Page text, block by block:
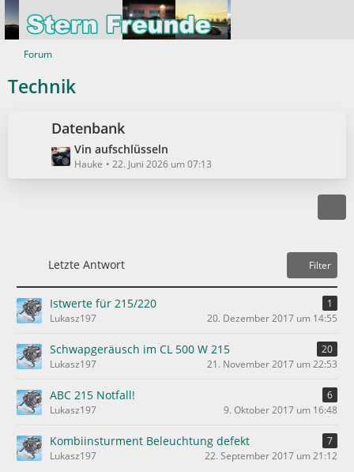
Forum
Technik
Datenbank
L
e
t
e
t
r
ä
e
Vin aufschlüsseln
Hauke 22. Juni 2026 um 07:13
Letzte Antwort Filter
Istwerte für 215/220
1
Lukasz197
20. Dezember 2017 um 14:55
Schwapgeräusch im CL 500 W 215
20
Lukasz197
21. November 2017 um 22:53
ABC 215 Notfall!
6
Lukasz197
9. Oktober 2017 um 16:48
Kombiinsturment Beleuchtung defekt
7
Lukasz197
22. September 2017 um 21:12